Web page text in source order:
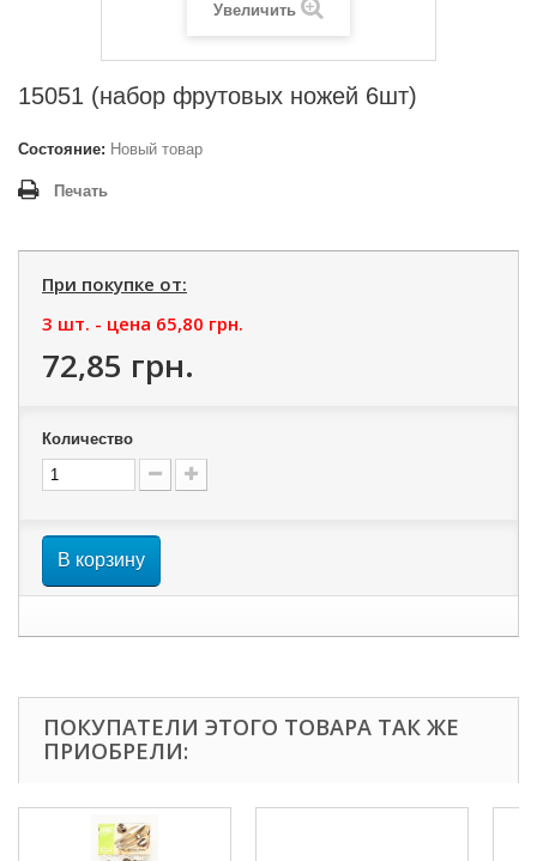
Увеличить
15051 (набор фрутовых ножей 6шт)
Состояние: Новый товар
Печать
При покупке от:
3 шт. - цена 65,80 грн.
72,85 грн.
Количество
В корзину
ПОКУПАТЕЛИ ЭТОГО ТОВАРА ТАК ЖЕ
ПРИОБРЕЛИ: